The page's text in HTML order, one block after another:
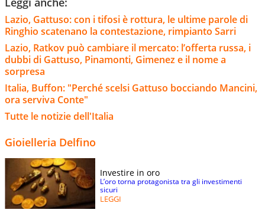
Lazio, Gattuso: con i tifosi è rottura, le ultime parole di
Ringhio scatenano la contestazione, rimpianto Sarri
Lazio, Ratkov può cambiare il mercato: l’offerta russa, i
dubbi di Gattuso, Pinamonti, Gimenez e il nome a
sorpresa
Italia, Buffon: "Perché scelsi Gattuso bocciando Mancini,
ora serviva Conte"
Tutte le notizie dell'Italia
Gioielleria Delfino
Investire in oro
L’oro torna protagonista tra gli investimenti
sicuri
LEGGI